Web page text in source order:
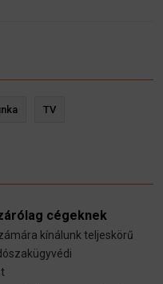
TV
cégeknek
kínálunk teljeskörű